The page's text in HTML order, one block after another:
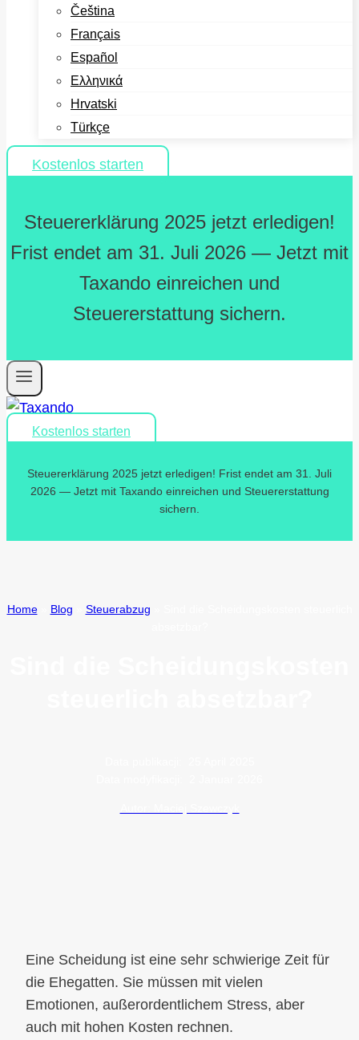
Čeština
Français
Español
Ελληνικά
Hrvatski
Türkçe
Kostenlos starten
Steuererklärung 2025 jetzt erledigen!
Frist endet am 31. Juli 2026 — Jetzt mit
Taxando einreichen und
Steuererstattung sichern.
Kostenlos starten
Steuererklärung 2025 jetzt erledigen! Frist endet am 31. Juli
2026 — Jetzt mit Taxando einreichen und Steuererstattung
sichern.
Home» Blog Steuerabzug
Eine Scheidung ist eine sehr schwierige Zeit für
die Ehegatten. Sie müssen mit vielen
Emotionen, außerordentlichem Stress, aber
auch mit hohen Kosten rechnen.